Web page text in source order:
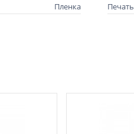
Пленка Печать